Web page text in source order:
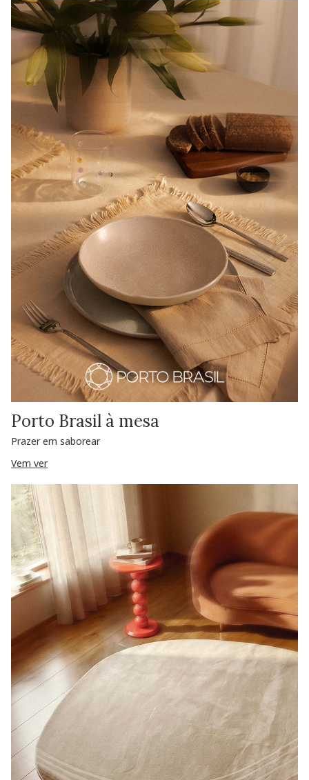
Porto Brasil à mesa
Prazer em saborear
Vem ver